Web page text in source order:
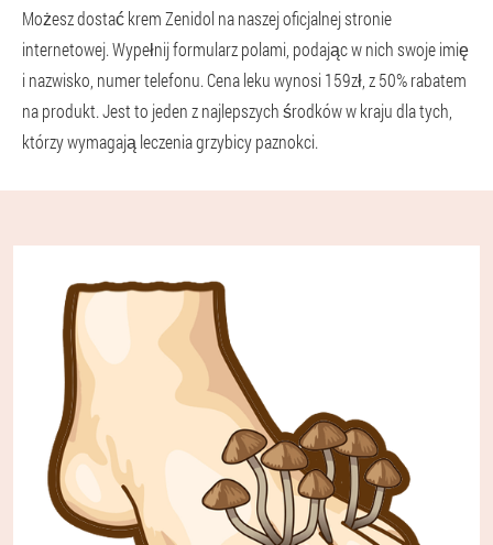
Możesz dostać krem Zenidol na naszej oficjalnej stronie
internetowej. Wypełnij formularz polami, podając w nich swoje imię
i nazwisko, numer telefonu. Cena leku wynosi 159zł, z 50% rabatem
na produkt. Jest to jeden z najlepszych środków w kraju dla tych,
którzy wymagają leczenia grzybicy paznokci.